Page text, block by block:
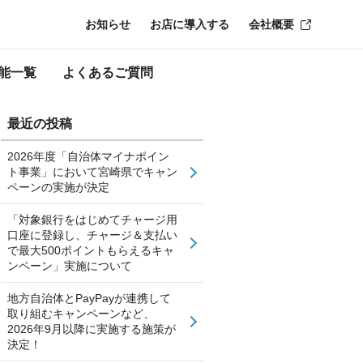
一覧 よくあるご質問
お知らせ お店に導入する 会社概要
最近の投稿
2026年度「自治体マイナポイン
ト事業」において宮崎県でキャン
ペーンの実施が決定
「対象銀行をはじめてチャージ用
口座に登録し、チャージ＆支払い
で最大500ポイントもらえるキャ
ンペーン」実施について
地方自治体とPayPayが連携して
取り組むキャンペーンなど、
2026年9月以降に実施する施策が
決定！